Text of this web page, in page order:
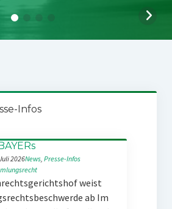
Infos
2026News, Presse-Infos
weist
ab Im